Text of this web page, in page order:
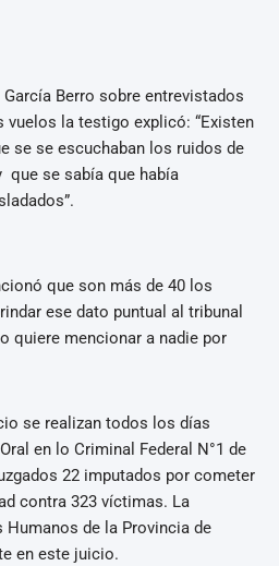
Berro sobre entrevistados
vuelos la testigo explicó: “Existen
se se escuchaban los ruidos de
que se sabía que había
que son más de 40 los
ese dato puntual al tribunal
quiere mencionar a nadie por
se realizan todos los días
en lo Criminal Federal N°1 de
22 imputados por cometer
contra 323 víctimas. La
Humanos de la Provincia de
en este juicio.